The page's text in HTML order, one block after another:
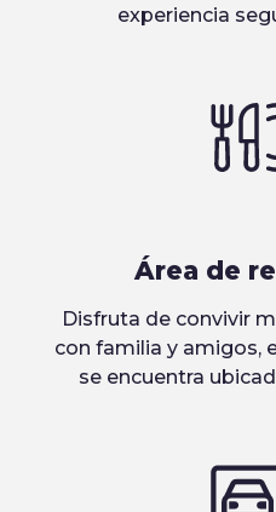
experiencia
Área de
Disfruta de convivir
con familia y amigos,
se encuentra